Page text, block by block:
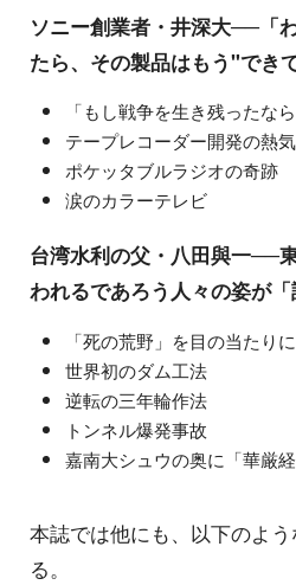
ソニー創業者・井深大──「
たら、その製品はもう"でき
「もし戦争を生き残ったなら
テープレコーダー開発の熱気
ポケッタブルラジオの奇跡
涙のカラーテレビ
台湾水利の父・八田與一──
われるであろう人々の姿が「
「死の荒野」を目の当たり
世界初のダム工法
逆転の三年輪作法
トンネル爆発事故
嘉南大シュウの奥に「華厳
本誌では他にも、以下のよ
る。